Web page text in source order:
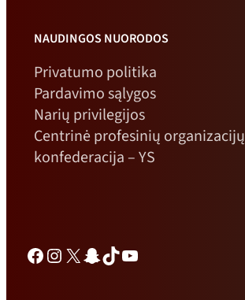
NAUDINGOS NUORODOS
Privatumo politika
Pardavimo sąlygos
Narių privilegijos
Centrinė profesinių organizacijų
konfederacija – YS
Facebook
Instagramas
X „Snapchat“
TikTok„YouTube“